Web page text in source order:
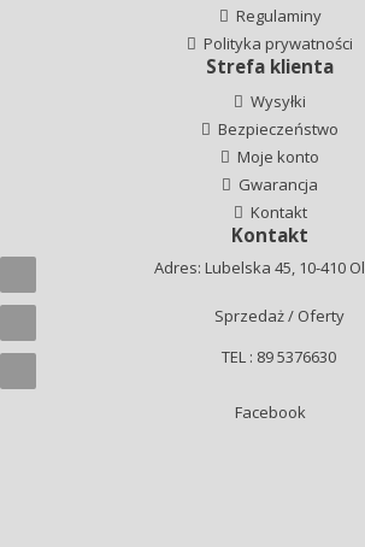
Regulaminy
Polityka prywatności
Strefa klienta
Wysyłki
Bezpieczeństwo
Moje konto
Gwarancja
Kontakt
Kontakt
Adres: Lubelska 45, 10-410
Sprzedaż / Oferty
TEL : 89 5376630
Facebook